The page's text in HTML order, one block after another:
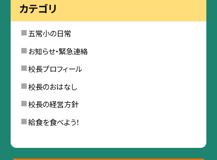
カテゴリ
五常小の日常
お知らせ・緊急連絡
校長プロフィール
校長のおはなし
校長の経営方針
給食を食べよう！